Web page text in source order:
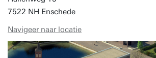
7522 NH Enschede
Navigeer naar locatie